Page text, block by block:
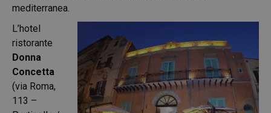
mediterranea.
L’hotel
ristorante
Donna
Concetta
(via Roma,
113 –